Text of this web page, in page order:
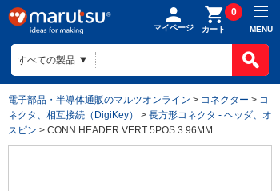
マイページ カート
0
MENU
電子部品・半導体通販のマルツオンライン > コネクター > コ
ネクタ、相互接続（DigiKey）
> 長方形コネクタ - ヘッダ、オ
スピン > CONN HEADER VERT 5POS 3.96MM